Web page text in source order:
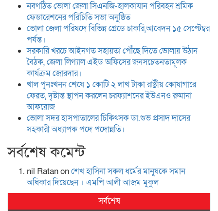
নবগঠিত ভোলা জেলা সিএনজি-হালকাযান পরিবহন শ্রমিক
ফেডারেশনের পরিচিতি সভা অনুষ্ঠিত
ভোলা জেলা পরিষদে বিভিন্ন গ্রেডে চাকরি,আবেদন ১৫ সেপ্টেম্বর
পর্যন্ত।
সরকারি খরচে আইনগত সহায়তা পৌঁছে দিতে ভোলায় উঠান
বৈঠক, জেলা লিগ্যাল এইড অফিসের জনসচেতনতামূলক
কার্যক্রম জোরদার।
খাল পুনঃখনন শেষে ১ কোটি ২ লাখ টাকা রাষ্ট্রীয় কোষাগারে
ফেরত, দৃষ্টান্ত স্থাপন করলেন চরফ্যাশনের ইউএনও রুমানা
আফরোজ
ভোলা সদর হাসপাতালের চিকিৎসক ডা.শুভ প্রসাদ দাসের
সহকারী অধ্যাপক পদে পদোন্নতি।
সর্বশেষ কমেন্ট
nil Ratanonশেখ হা‌সিনা সকল ধ‌র্মের মানু‌ষকে সমান
অ‌ধিকার দি‌য়ে‌ছেন । এম‌পি আলী আজম মুকুল
সর্বশেষ